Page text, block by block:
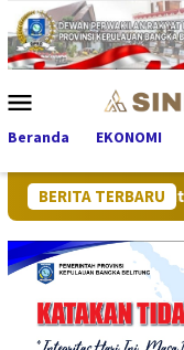
Loncat
ke
konten
Menu
Mobile
Beranda EKONOMI
BERITA TERBARU
Belitung di Juli